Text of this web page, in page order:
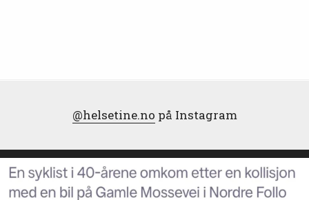
@helsetine.no på Instagram